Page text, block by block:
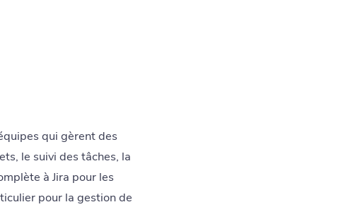
qui gèrent des
le suivi des tâches, la
à Jira pour les
pour la gestion de